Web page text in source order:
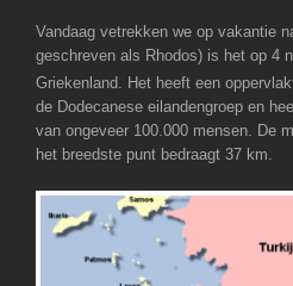
Vandaag vetrekken we op vakantie
geschreven als Rhodos) is het op 4
Griekenland. Het heeft een
de Dodecanese eilandengroep en
van ongeveer 100.000 mensen. De
het breedste punt bedraagt 37 km.